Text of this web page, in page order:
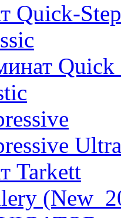
Quick-Step
Quick
Ultra
Tarkett